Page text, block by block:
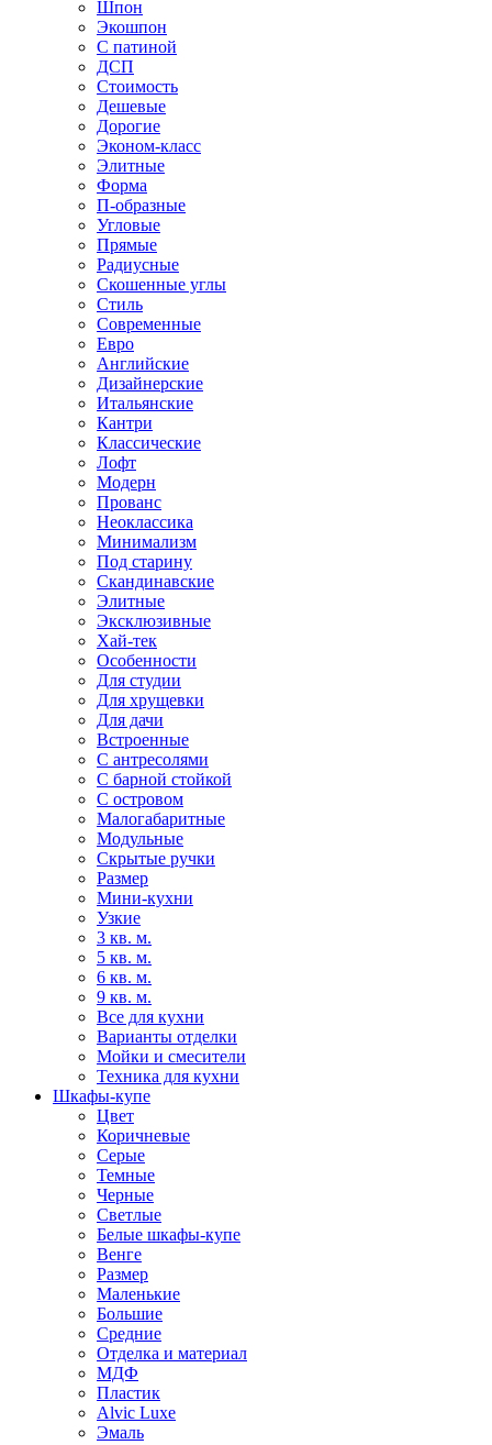
Шпон
Экошпон
С патиной
ДСП
Стоимость
Дешевые
Дорогие
Эконом-класс
Элитные
Форма
П-образные
Угловые
Прямые
Радиусные
Скошенные углы
Стиль
Современные
Евро
Английские
Дизайнерские
Итальянские
Кантри
Классические
Лофт
Модерн
Прованс
Неоклассика
Минимализм
Под старину
Скандинавские
Элитные
Эксклюзивные
Хай-тек
Особенности
Для студии
Для хрущевки
Для дачи
Встроенные
С антресолями
С барной стойкой
С островом
Малогабаритные
Модульные
Скрытые ручки
Размер
Мини-кухни
Узкие
3 кв. м.
5 кв. м.
6 кв. м.
9 кв. м.
Все для кухни
Варианты отделки
Мойки и смесители
Техника для кухни
Шкафы-купе
Цвет
Коричневые
Серые
Темные
Черные
Светлые
Белые шкафы-купе
Венге
Размер
Маленькие
Большие
Средние
Отделка и материал
МДФ
Пластик
Alvic Luxe
Эмаль